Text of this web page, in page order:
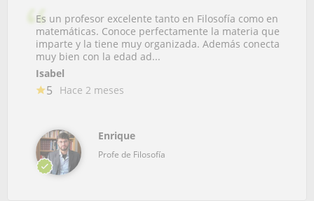
Es un profesor excelente tanto en Filosofía como en
matemáticas. Conoce perfectamente la materia que
imparte y la tiene muy organizada. Además conecta
muy bien con la edad ad...
Isabel
5 Hace 2 meses
Enrique
Profe de Filosofía